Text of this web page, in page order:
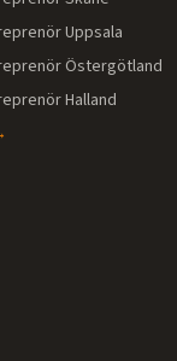
Uppsala
Östergötland
Halland